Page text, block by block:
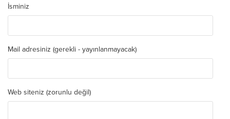
İsminiz
Mail adresiniz (gerekli - yayınlanmayacak)
Web siteniz (zorunlu değil)